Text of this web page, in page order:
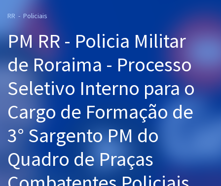
Cursos 20% OFF
Pós
Graduação
OAB
Questões grátis
RR - Policiais
PM RR - Policia Militar
de Roraima - Processo
Seletivo Interno para o
Cargo de Formação de
3° Sargento PM do
Quadro de Praças